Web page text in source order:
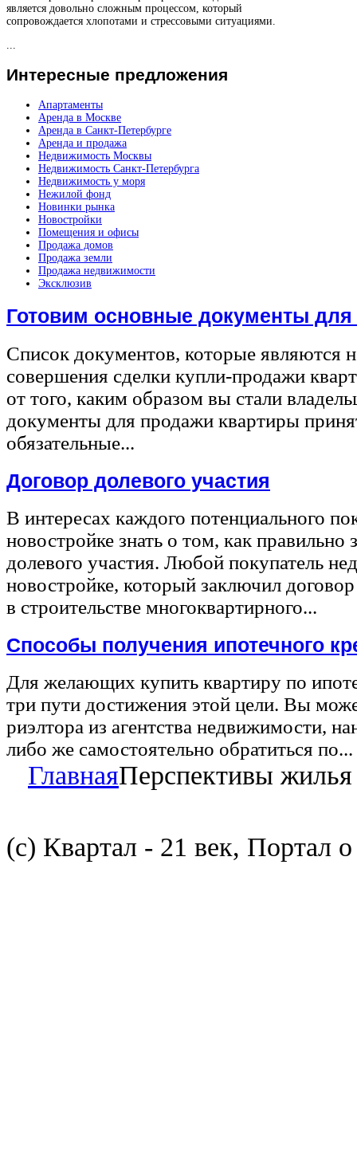
является довольно сложным процессом, который
сопровождается хлопотами и стрессовыми ситуациями.
Интересные предложения
Апартаменты
Аренда в Москве
Аренда в Санкт-Петербурге
Аренда и продажа
Недвижимость Москвы
Недвижимость Санкт-Петербурга
Недвижимость у моря
Нежилой фонд
Новинки рынка
Новостройки
Помещения и офисы
Продажа домов
Продажа земли
Продажа недвижимости
Эксклюзив
Готовим основные документы
Список документов, которые являются
совершения сделки купли-продажи
от того, каким образом вы стали
документы для продажи квартиры
обязательные...
Договор долевого участия
В интересах каждого потенциального
новостройке знать о том, как правильно
долевого участия. Любой покупатель
новостройке, который заключил
в строительстве многоквартирного...
Способы получения ипотечного
Для желающих купить квартиру по
три пути достижения этой цели. Вы
риэлтора из агентства недвижимости,
либо же самостоятельно обратиться по...
ГлавнаяПерспективы
(с) Квартал - 21 век, Портал